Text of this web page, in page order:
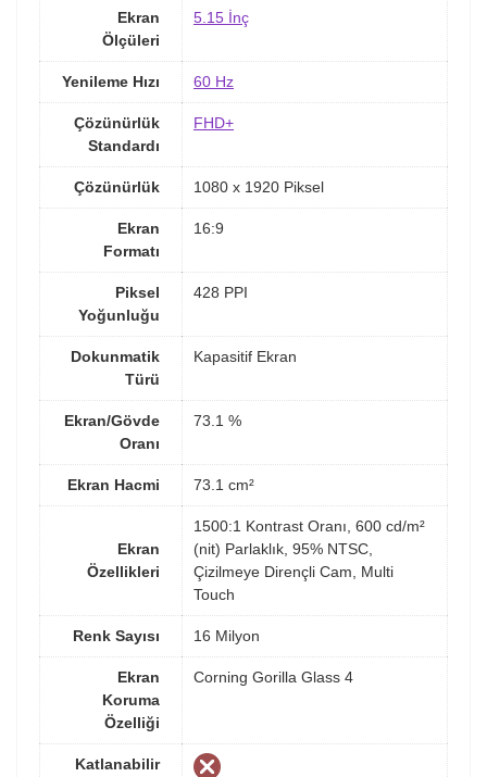
Ekran
Ölçüleri
5.15 İnç
Yenileme Hızı 60 Hz
Çözünürlük
Standardı
FHD+
Çözünürlük 1080 x 1920 Piksel
Ekran
Formatı
16:9
Piksel
Yoğunluğu
428 PPI
Dokunmatik
Türü
Kapasitif Ekran
Ekran/Gövde
Oranı
73.1 %
Ekran Hacmi 73.1 cm²
Ekran
Özellikleri
1500:1 Kontrast Oranı, 600 cd/m²
(nit) Parlaklık, 95% NTSC,
Çizilmeye Dirençli Cam, Multi
Touch
Renk Sayısı 16 Milyon
Ekran
Koruma
Özelliği
Corning Gorilla Glass 4
Katlanabilir